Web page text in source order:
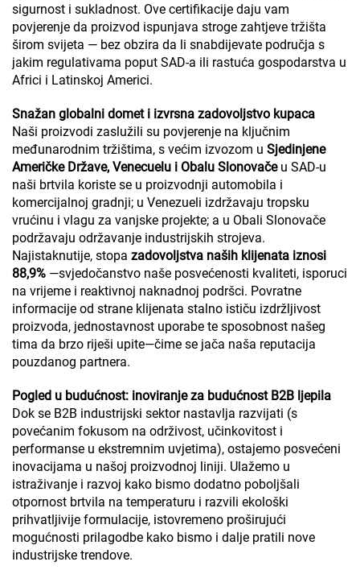
sigurnost i sukladnost. Ove certifikacije daju vam
povjerenje da proizvod ispunjava stroge zahtjeve tržišta
širom svijeta — bez obzira da li snabdijevate područja s
jakim regulativama poput SAD-a ili rastuća gospodarstva u
Africi i Latinskoj Americi.
Snažan globalni domet i izvrsna zadovoljstvo kupaca
Naši proizvodi zaslužili su povjerenje na ključnim
međunarodnim tržištima, s većim izvozom u Sjedinjene
Američke Države, Venecuelu i Obalu Slonovače u SAD-u
naši brtvila koriste se u proizvodnji automobila i
komercijalnoj gradnji; u Venezueli izdržavaju tropsku
vrućinu i vlagu za vanjske projekte; a u Obali Slonovače
podržavaju održavanje industrijskih strojeva.
Najistaknutije, stopa zadovoljstva naših klijenata iznosi
88,9% —svjedočanstvo naše posvećenosti kvaliteti, isporuci
na vrijeme i reaktivnoj naknadnoj podršci. Povratne
informacije od strane klijenata stalno ističu izdržljivost
proizvoda, jednostavnost uporabe te sposobnost našeg
tima da brzo riješi upite—čime se jača naša reputacija
pouzdanog partnera.
Pogled u budućnost: inoviranje za budućnost B2B ljepila
Dok se B2B industrijski sektor nastavlja razvijati (s
povećanim fokusom na održivost, učinkovitost i
performanse u ekstremnim uvjetima), ostajemo posvećeni
inovacijama u našoj proizvodnoj liniji. Ulažemo u
istraživanje i razvoj kako bismo dodatno poboljšali
otpornost brtvila na temperaturu i razvili ekološki
prihvatljivije formulacije, istovremeno proširujući
mogućnosti prilagodbe kako bismo i dalje pratili nove
industrijske trendove.